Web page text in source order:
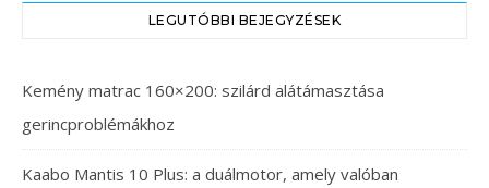
LEGUTÓBBI BEJEGYZÉSEK
Kemény matrac 160×200: szilárd alátámasztása
gerincproblémákhoz
Kaabo Mantis 10 Plus: a duálmotor, amely valóban